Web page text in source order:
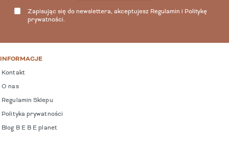
Zapisując się do newslettera, akceptujesz Regulamin i Politykę
prywatności.
INFORMACJE
Kontakt
O nas
Regulamin Sklepu
Polityka prywatności
Blog B E B E planet